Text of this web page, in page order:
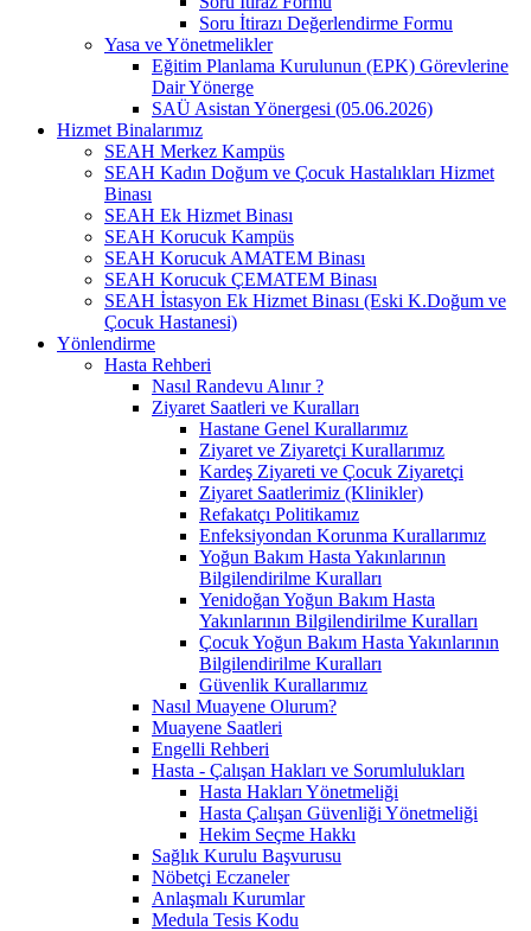
Soru İtirazı Değerlendirme Formu
Yasa ve Yönetmelikler
Eğitim Planlama Kurulunun (EPK) Görevlerine
Dair Yönerge
SAÜ Asistan Yönergesi (05.06.2026)
Hizmet Binalarımız
SEAH Merkez Kampüs
SEAH Kadın Doğum ve Çocuk Hastalıkları Hizmet
Binası
SEAH Ek Hizmet Binası
SEAH Korucuk Kampüs
SEAH Korucuk AMATEM Binası
SEAH Korucuk ÇEMATEM Binası
SEAH İstasyon Ek Hizmet Binası (Eski K.Doğum ve
Çocuk Hastanesi)
Yönlendirme
Hasta Rehberi
Nasıl Randevu Alınır ?
Ziyaret Saatleri ve Kuralları
Hastane Genel Kurallarımız
Ziyaret ve Ziyaretçi Kurallarımız
Kardeş Ziyareti ve Çocuk Ziyaretçi
Ziyaret Saatlerimiz (Klinikler)
Refakatçı Politikamız
Enfeksiyondan Korunma Kurallarımız
Yoğun Bakım Hasta Yakınlarının
Bilgilendirilme Kuralları
Yenidoğan Yoğun Bakım Hasta
Yakınlarının Bilgilendirilme Kuralları
Çocuk Yoğun Bakım Hasta Yakınlarının
Bilgilendirilme Kuralları
Güvenlik Kurallarımız
Nasıl Muayene Olurum?
Muayene Saatleri
Engelli Rehberi
Hasta - Çalışan Hakları ve Sorumlulukları
Hasta Hakları Yönetmeliği
Hasta Çalışan Güvenliği Yönetmeliği
Hekim Seçme Hakkı
Sağlık Kurulu Başvurusu
Nöbetçi Eczaneler
Anlaşmalı Kurumlar
Medula Tesis Kodu